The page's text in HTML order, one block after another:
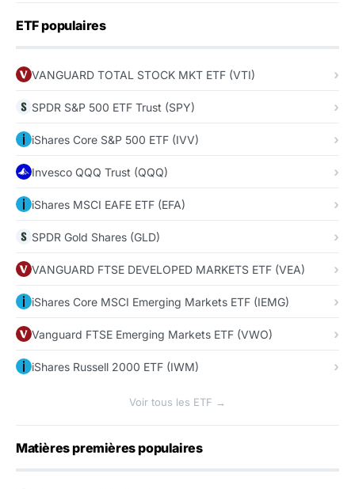
ETF populaires
VANGUARD TOTAL STOCK MKT ETF (VTI)
SPDR S&P 500 ETF Trust (SPY)
iShares Core S&P 500 ETF (IVV)
Invesco QQQ Trust (QQQ)
iShares MSCI EAFE ETF (EFA)
SPDR Gold Shares (GLD)
VANGUARD FTSE DEVELOPED MARKETS ETF (VEA)
iShares Core MSCI Emerging Markets ETF (IEMG)
Vanguard FTSE Emerging Markets ETF (VWO)
iShares Russell 2000 ETF (IWM)
Voir tous les ETF →
Matières premières populaires